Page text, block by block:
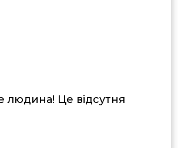
людина! Це відсутня